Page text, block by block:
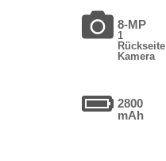
8-MP
1
Rückseite
Kamera
2800
mAh